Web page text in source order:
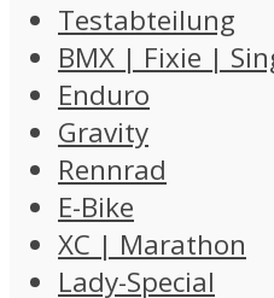
Testabteilung
BMX | Fixie |
Enduro
Gravity
Rennrad
E-Bike
XC | Marathon
Lady-Special